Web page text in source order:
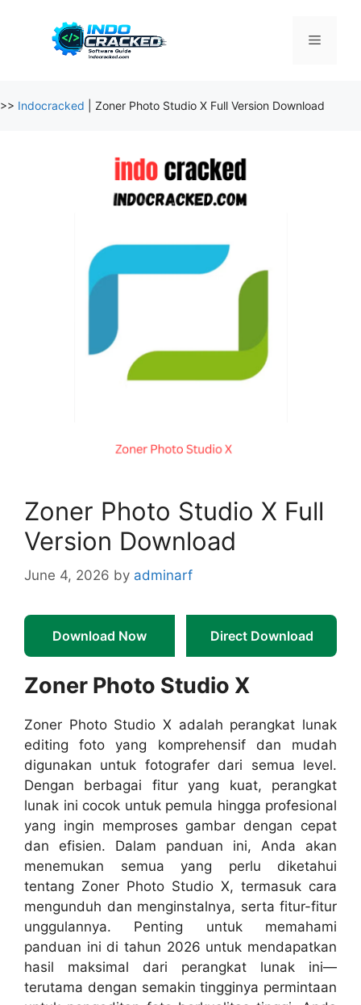
Menu
>> Indocracked Zoner Photo Studio X Full Version Download
Zoner Photo Studio X Full
Version Download
June 4, 2026 by adminarf
Download Now Direct Download
Zoner Photo Studio X
Zoner Photo Studio X adalah perangkat lunak
editing foto yang komprehensif dan mudah
digunakan untuk fotografer dari semua level.
Dengan berbagai fitur yang kuat, perangkat
lunak ini cocok untuk pemula hingga profesional
yang ingin memproses gambar dengan cepat
dan efisien. Dalam panduan ini, Anda akan
menemukan semua yang perlu diketahui
tentang Zoner Photo Studio X, termasuk cara
mengunduh dan menginstalnya, serta fitur-fitur
unggulannya. Penting untuk memahami
panduan ini di tahun 2026 untuk mendapatkan
hasil maksimal dari perangkat lunak ini—
terutama dengan semakin tingginya permintaan